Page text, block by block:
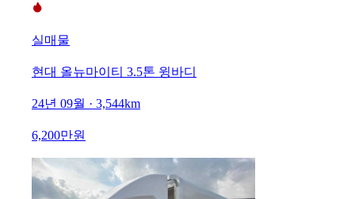
실매물
현대 올뉴마이티 3.5톤 윙바디
24년 09월 · 3,544km
6,200만원